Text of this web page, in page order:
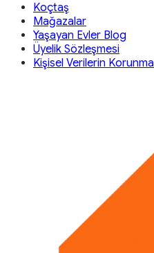
Koçtaş
Mağazalar
Yaşayan Evler Blog
Üyelik Sözleşmesi
Kişisel Verilerin